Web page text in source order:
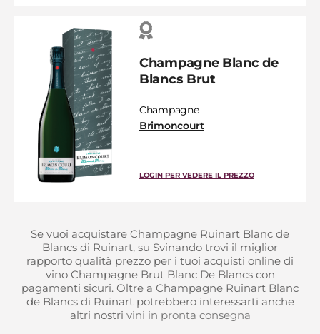
Champagne Blanc de
Blancs Brut
Champagne
Brimoncourt
LOGIN PER VEDERE IL PREZZO
Se vuoi acquistare Champagne Ruinart Blanc de
Blancs di Ruinart, su Svinando trovi il miglior
rapporto qualità prezzo per i tuoi acquisti online di
vino Champagne Brut Blanc De Blancs con
pagamenti sicuri. Oltre a Champagne Ruinart Blanc
de Blancs di Ruinart potrebbero interessarti anche
altri nostri vini in pronta consegna